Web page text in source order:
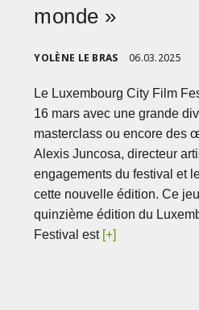
monde »
YOLÈNE LE BRAS 06.03.2025
Le Luxembourg City Film
16 mars avec une grande
masterclass ou encore des
Alexis Juncosa, directeur
engagements du festival et
cette nouvelle édition. Ce
quinzième édition du
Festival est [+]